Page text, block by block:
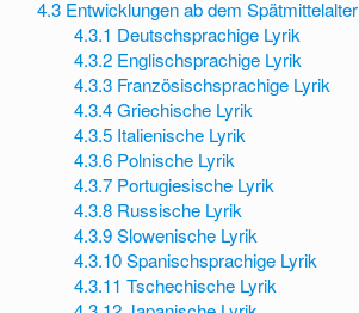
4.3 Entwicklungen ab dem Spätmittelalter
4.3.1 Deutschsprachige Lyrik
4.3.2 Englischsprachige Lyrik
4.3.3 Französischsprachige Lyrik
4.3.4 Griechische Lyrik
4.3.5 Italienische Lyrik
4.3.6 Polnische Lyrik
4.3.7 Portugiesische Lyrik
4.3.8 Russische Lyrik
4.3.9 Slowenische Lyrik
4.3.10 Spanischsprachige Lyrik
4.3.11 Tschechische Lyrik